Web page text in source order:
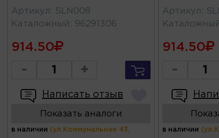
Артикул : SLN008
Каталожный : 96291306
914.50
- +
Написать отзыв
Показать аналоги
в наличии (ул.Коммунальная 43,
Артикул :
914.50
-
в наличии